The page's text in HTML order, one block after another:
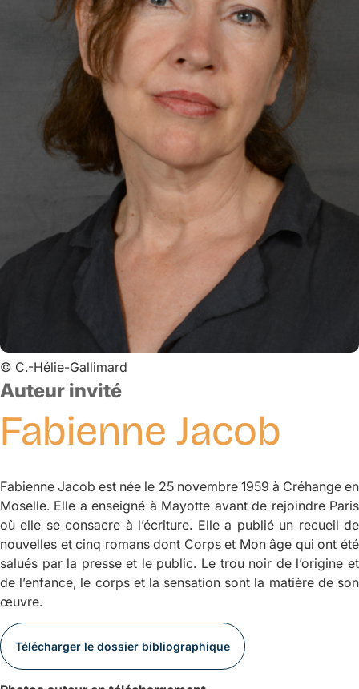
© C.-Hélie-Gallimard
Auteur invité
Fabienne Jacob
Fabienne Jacob est née le 25 novembre 1959 à Créhange en
Moselle. Elle a enseigné à Mayotte avant de rejoindre Paris
où elle se consacre à l’écriture. Elle a publié un recueil de
nouvelles et cinq romans dont Corpset Mon âge qui ont été
salués par la presse et le public. Le trou noir de l’origine et
de l’enfance, le corps et la sensation sont la matière de son
œuvre.
Télécharger le dossier bibliographique